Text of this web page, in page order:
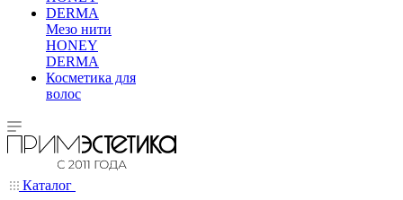
Мезо нити
HONEY
DERMA
Косметика для
волос
Каталог